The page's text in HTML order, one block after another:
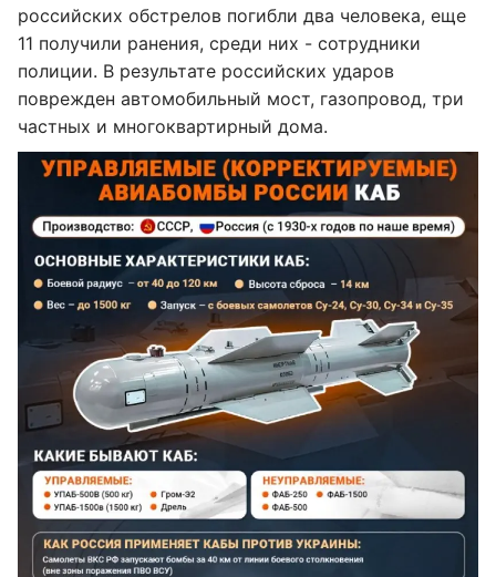
российских обстрелов погибли два человека, еще
11 получили ранения, среди них - сотрудники
полиции. В результате российских ударов
поврежден автомобильный мост, газопровод, три
частных и многоквартирный дома.